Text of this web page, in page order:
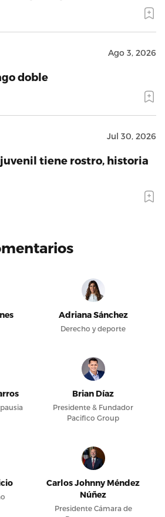
Ago 3, 2026
doble
Jul 30, 2026
tiene rostro, historia
Adriana Sánchez
Derecho y deporte
Brian Díaz
Presidente & Fundador
Pacifico Group
Carlos Johnny Méndez
Núñez
Presidente Cámara de